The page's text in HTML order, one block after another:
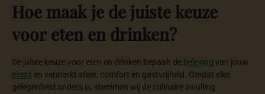
Hoe maak je de juiste keuze
voor eten en drinken?
De juiste keuze voor eten en drinken bepaalt de beleving van jouw
event en versterkt sfeer, comfort en gastvrijheid. Omdat elke
gelegenheid anders is, stemmen wij de culinaire invulling